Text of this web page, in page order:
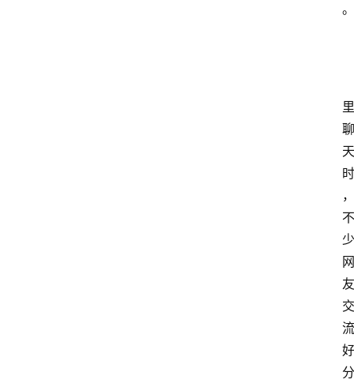
。
里
聊
天
时
，
不
少
网
友
交
流
好
分